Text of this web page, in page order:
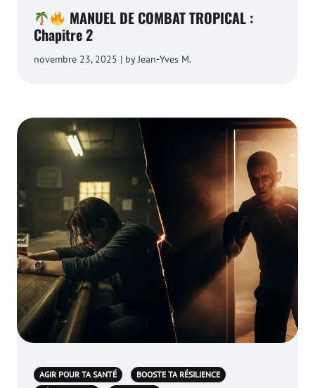
MANUEL DE COMBAT TROPICAL :
Chapitre 2
novembre 23, 2025 | by Jean-Yves M.
AGIR POUR TA SANTÉ
BOOSTE TA RÉSILIENCE